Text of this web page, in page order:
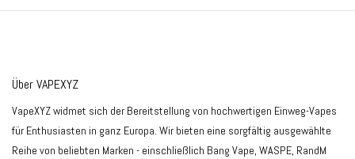
Über VAPEXYZ
VapeXYZ widmet sich der Bereitstellung von hochwertigen Einweg-Vapes
für Enthusiasten in ganz Europa. Wir bieten eine sorgfältig ausgewählte
Reihe von beliebten Marken - einschließlich Bang Vape, WASPE, RandM